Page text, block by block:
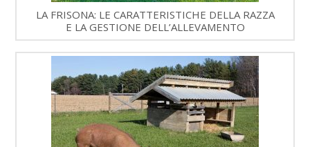
LA FRISONA: LE CARATTERISTICHE DELLA RAZZA
E LA GESTIONE DELL’ALLEVAMENTO